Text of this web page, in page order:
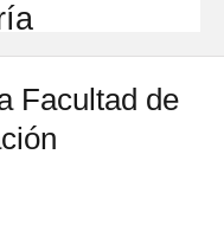
Facultad de